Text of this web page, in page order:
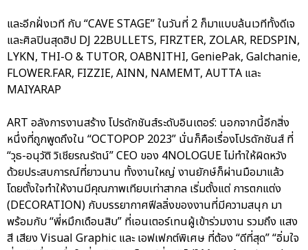
และอีกฝั่งเวที กับ “CAVE STAGE” ในวันที่ 2 ก็มาแบบล้นเวทีทั้งดีเจ
และศิลปินสุดฮิป DJ 22BULLETS, FIRZTER, ZOLAR, REDSPIN,
LYKN, THI-O & TUTOR, OABNITHI, GeniePak, Galchanie,
FLOWER.FAR, FIZZIE, AINN, NAMEMT, AUTTA และ
MAIYARAP
ART อลังการงานสร้าง โปรดักชันส์ระดับอินเตอร์: นอกจากนี้อีกสิ่ง
หนึ่งที่ถูกพูดถึงใน “OCTOPOP 2023” นั่นก็คือเรื่องโปรดักชันส์ ที่
“วุธ-อนุวัติ วิเชียรณรัตน์” CEO ของ 4NOLOGUE ไม่ทำให้ผิดหวัง
ด้วยประสบการณ์ที่ยาวนาน ทั้งงานใหญ่ งานยักษ์ก็ผ่านมือมาแล้ว
โดยตั้งใจทำให้งานมีคุณภาพเทียบเท่าสากล เริ่มตั้งแต่ การตกแต่ง
(DECORATION) กับบรรยากาศฟีลลิ่งของงานที่มีความสนุก มา
พร้อมกับ “พี่หมึกเดือนสิบ” ที่เอนเตอร์เทนผู้เข้าร่วมงาน รวมถึง แสง
สี เสียง Visual Graphic และ เอฟเฟกต์พิเศษ ที่ต้อง “ดีที่สุด” “อิ่มใจ